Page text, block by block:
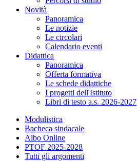
Novità
Panoramica
Le notizie
Le circolari
Calendario eventi
Didattica
Panoramica
Offerta formativa
Le schede didattiche
I progetti dell'Istituto
Libri di testo a.s. 2026-2027
Modulistica
Bacheca sindacale
Albo Online
PTOF 2025-2028
Tutti gli argomenti